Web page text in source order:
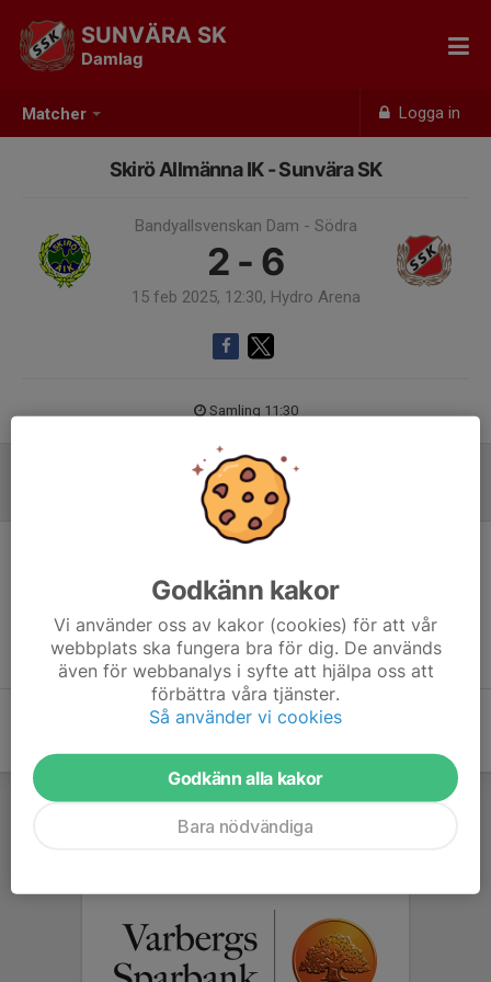
Matcher Logga in
SUNVÄRA SK
Damlag
Skirö Allmänna IK - Sunvära SK
Bandyallsvenskan Dam - Södra
2 - 6
15 feb 2025, 12:30, Hydro Arena
Samling 11:30
Godkänn kakor
Vi använder oss av kakor (cookies) för att vår
webbplats ska fungera bra för dig. De används
även för webbanalys i syfte att hjälpa oss att
förbättra våra tjänster.
Så använder vi cookies
Godkänn alla kakor
Bara nödvändiga